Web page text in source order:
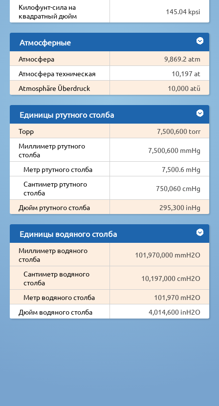
Килофунт-сила на
квадратный дюйм
145.04 kpsi
Атмосферные
Атмосфера
9,869.2 atm
Атмосфера техническая
10,197 at
Atmosphäre Überdruck
10,000 atü
Единицы ртутного столба
Торр
7,500,600 torr
Миллиметр ртутного
столба
7,500,600 mmHg
Метр ртутного столба
7,500.6 mHg
Сантиметр ртутного
столба
750,060 cmHg
Дюйм ртутного столба 295,300 inHg
Единицы водяного столба
Миллиметр водяного
столба
101,970,000 mmH2O
Сантиметр водяного
столба
10,197,000 cmH2O
Метр водяного столба
101,970 mH2O
Дюйм водяного столба
4,014,600 inH2O